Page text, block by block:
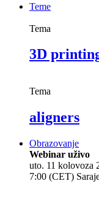
Teme
Tema
3D
Tema
aligners
Obrazovanje
Webinar uživo
uto. 11 kolovoza
7:00 (CET)